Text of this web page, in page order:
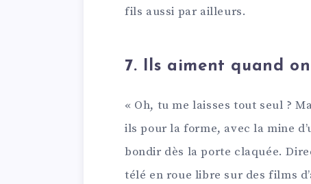
fils aussi par ailleurs.
7. Ils aiment quand
« Oh, tu me laisses tout seul ?
ils pour la forme, avec la mine
bondir dès la porte claquée.
télé en roue libre sur des films